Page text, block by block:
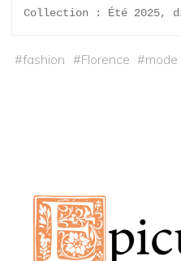
Collection : Été 2025,
#fashion #Florence #mode